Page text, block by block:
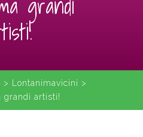
> Lontanimavicini >
grandi artisti!